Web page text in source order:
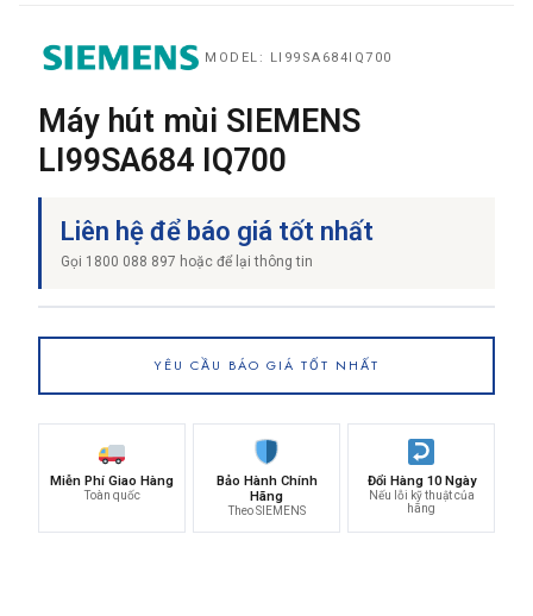
NỘI DUNG YÊU CẦU
MODEL: LI99SA684IQ700
Máy hút mùi SIEMENS
LI99SA684 IQ700
Liên hệ để báo giá tốt nhất
Gọi 1800 088 897 hoặc để lại thông tin
YÊU CẦU BÁO GIÁ TỐT NHẤT
Miễn Phí Giao Hàng
Toàn quốc
Bảo Hành Chính
Hãng
Theo SIEMENS
Đổi Hàng 10 Ngày
Nếu lỗi kỹ thuật của
hãng